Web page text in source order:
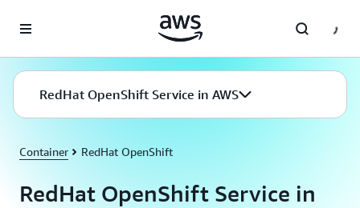
Überspringen zum Hauptinhalt
RedHat OpenShift Service in AWS
Container RedHat OpenShift
RedHat OpenShift Service in